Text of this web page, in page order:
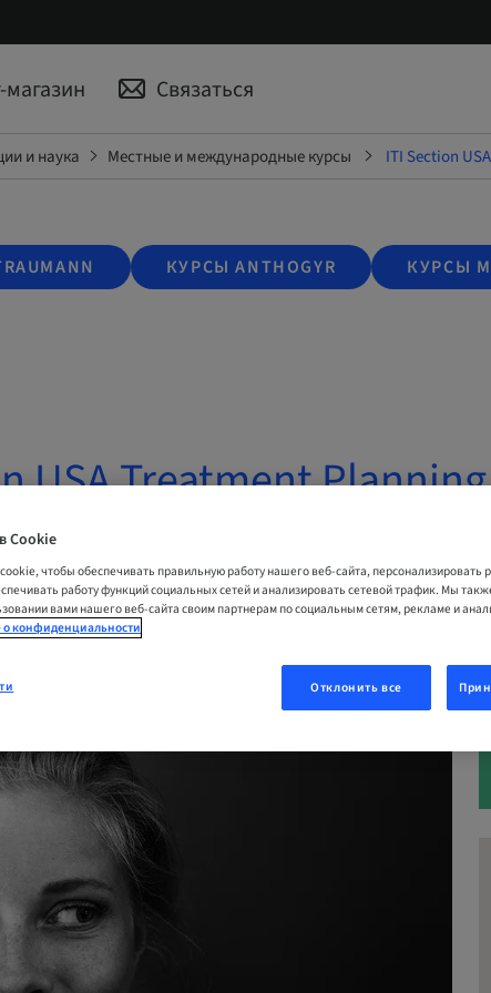
Связаться
и наука Местные и международные курсы ITI Section
КУРСЫ ANTHOGYR КУРСЫ
USA Treatment
Campus Live, Соединенные Штаты
СЕЙЧАС
Cookie
чтобы обеспечивать правильную работу нашего веб-сайта,
работу функций социальных сетей и анализировать сетевой трафик. Мы
вами нашего веб-сайта своим партнерам по социальным сетям, рекламе и
конфиденциальности
Отклонить все